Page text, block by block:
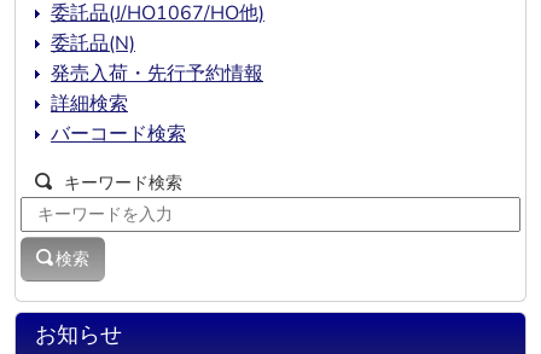
お知らせ
委託品(J/HO1067/HO他)
委託品(N)
発売入荷・先行予約情報
詳細検索
バーコード検索
キーワード検索
検索